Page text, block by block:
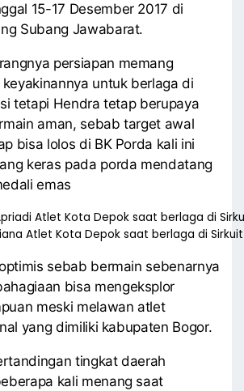
15-17 Desember 2017 di
Subang Jawabarat.
persiapan memang
untuk berlaga di
tetapi Hendra tetap berupaya
aman, sebab target awal
bisa lolos di BK Porda kali ini
keras pada porda mendatang
emas
Atlet Kota Depok saat berlaga di
sebab bermain sebenarnya
bisa mengeksplor
meski melawan atlet
yang dimiliki kabupaten Bogor.
tingkat daerah
kali menang saat